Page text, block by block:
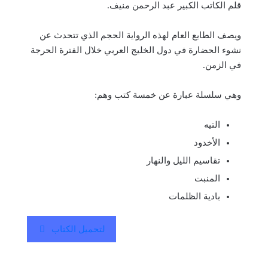
قلم الكاتب الكبير عبد الرحمن منيف.
ويصف الطابع العام لهذه الرواية الحجم الذي تتحدث عن
نشوء الحضارة في دول الخليج العربي خلال الفترة الحرجة
في الزمن.
وهي سلسلة عبارة عن خمسة كتب وهم:
التيه
الأخدود
تقاسيم الليل والنهار
المنبت
بادية الظلمات
لتحميل الكتاب